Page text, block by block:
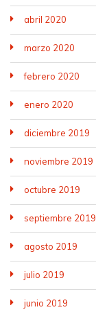
abril 2020
marzo 2020
febrero 2020
enero 2020
diciembre 2019
noviembre 2019
octubre 2019
septiembre 2019
agosto 2019
julio 2019
junio 2019